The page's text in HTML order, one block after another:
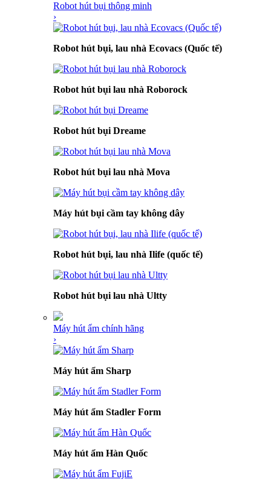
Robot hút bụi thông minh
›
Robot hút bụi, lau nhà Ecovacs (Quốc tế)
Robot hút bụi lau nhà Roborock
Robot hút bụi Dreame
Robot hút bụi lau nhà Mova
Máy hút bụi cầm tay không dây
Robot hút bụi, lau nhà Ilife (quốc tế)
Robot hút bụi lau nhà Ultty
Máy hút ẩm chính hãng
›
Máy hút ẩm Sharp
Máy hút ẩm Stadler Form
Máy hút ẩm Hàn Quốc